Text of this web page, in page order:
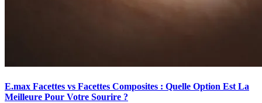
E.max Facettes vs Facettes Composites : Quelle Option Est La
Meilleure Pour Votre Sourire ?